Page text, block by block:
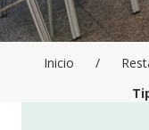
Inicio /